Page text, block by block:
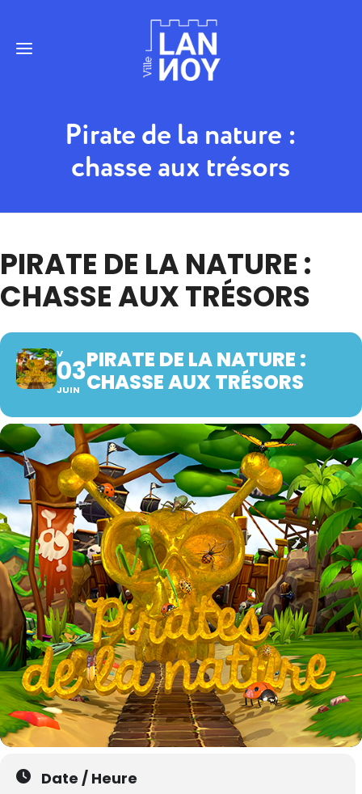
Pirate de la nature :
chasse aux trésors
PIRATE DE LA NATURE :
CHASSE AUX TRÉSORS
V
03
JUIN
PIRATE DE LA NATURE :
CHASSE AUX TRÉSORS
Date / Heure